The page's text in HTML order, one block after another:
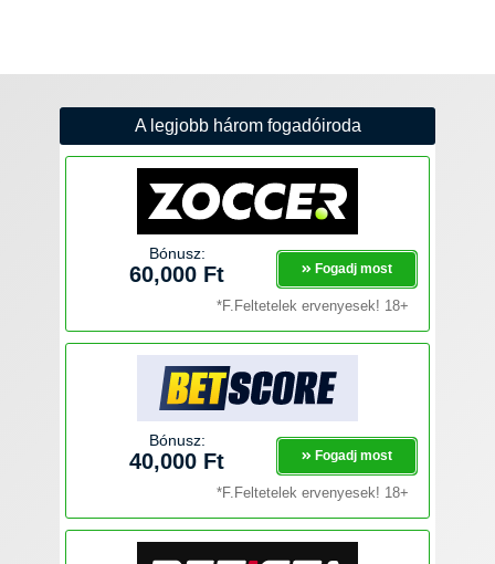
A legjobb három fogadóiroda
Bónusz:
60,000 Ft Fogadj most
*F.Feltetelek ervenyesek! 18+
Bónusz:
40,000 Ft Fogadj most
*F.Feltetelek ervenyesek! 18+